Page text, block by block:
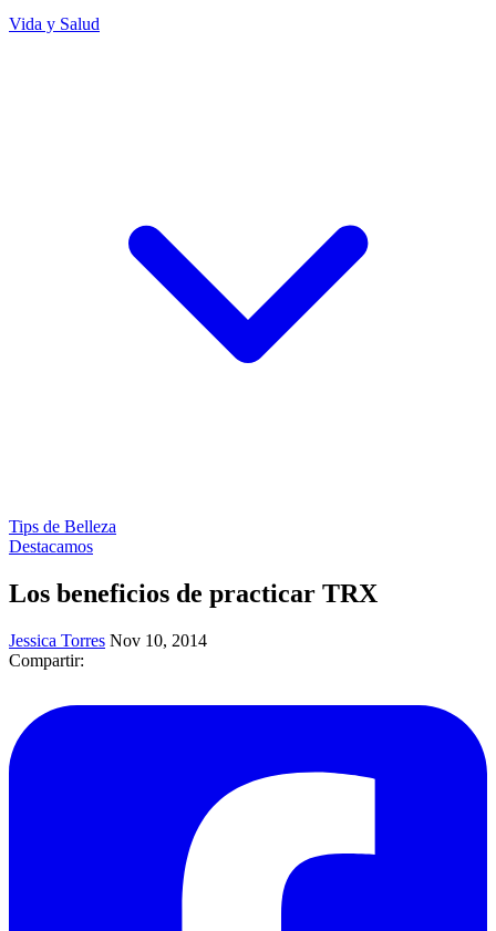
Vida y Salud
Tips de Belleza
Destacamos
Los beneficios de practicar TRX
Jessica Torres Nov 10, 2014
Compartir: